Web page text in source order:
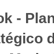
-
Contato
Entre em